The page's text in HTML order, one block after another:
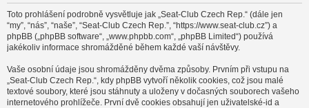
Toto prohlášení podrobně vysvětluje jak „Seat-Club Czech Rep.“ (dále jen
“my”, “nás”, “naše”, “Seat-Club Czech Rep.”, “https://www.seat-club.cz”) a
phpBB („phpBB software“, „www.phpbb.com“, „phpBB Limited“) používá
jakékoliv informace shromážděné během každé vaší návštěvy.
Vaše osobní údaje jsou shromážděny dvěma způsoby. Prvním při vstupu na
„Seat-Club Czech Rep.“, kdy phpBB vytvoří několik cookies, což jsou malé
textové soubory, které jsou stáhnuty a uloženy v dočasných souborech vašeho
internetového prohlížeče. První dvě cookies obsahují jen uživatelské-id a